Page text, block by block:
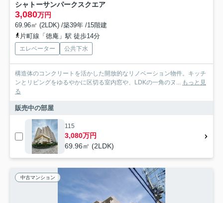
シャトーサンパークスクエア
3,080万円
69.96㎡ (2LDK) /築39年 /15階建
片町線「徳庵」駅 徒歩14分
エレベーター 公共下水
構造体のコンクリートを活かした開放的なリノベーション物件。キッチ
ンとリビングをゆるやかに区切る室内窓や、LDKの一角のヌ... もっと見
る
販売中の部屋
115
3,080万円
69.96㎡ (2LDK)
中古マンション